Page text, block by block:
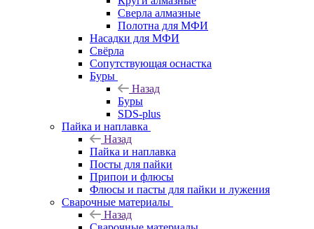
Сверла алмазные
Полотна для МФИ
Насадки для МФИ
Свёрла
Сопутствующая оснастка
Буры
Назад
Буры
SDS-plus
Пайка и наплавка
Назад
Пайка и наплавка
Посты для пайки
Припои и флюсы
Флюсы и пасты для пайки и лужения
Сварочные материалы
Назад